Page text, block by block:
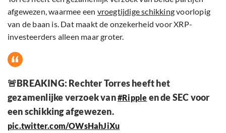
afgewezen, waarmee een vroegtijdige schikkingvoorlopig
van de baan is. Dat maakt de onzekerheid voor XRP-
investeerders alleen maar groter.
🚨BREAKING: Rechter Torres heeft het
gezamenlijke verzoek van#Ripple en de SEC voor
een schikking afgewezen.
pic.twitter.com/OWsHahJiXu